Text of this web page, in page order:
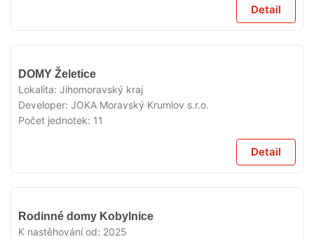
Detail
DOMY Želetice
Lokalita: Jihomoravský kraj
Developer: JOKA Moravský Krumlov s.r.o.
Počet jednotek: 11
Detail
Rodinné domy Kobylnice
K nastěhování od: 2025